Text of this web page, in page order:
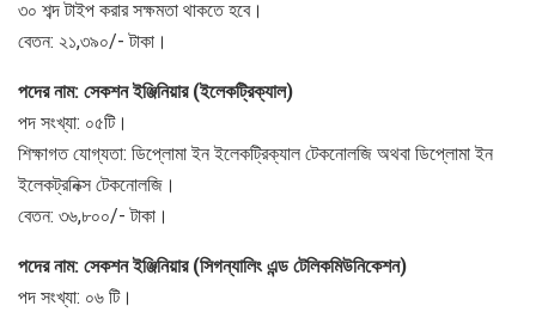
৩০ শব্দ টাইপ করার সক্ষমতা থাকতে হবে।
বেতন: ২১,৩৯০/- টাকা।
পদের নাম: সেকশন ইঞ্জিনিয়ার (ইলেকট্রিক্যাল)
পদ সংখ্যা: ০৫টি।
শিক্ষাগত যোগ্যতা: ডিপ্লোমা ইন ইলেকট্রিক্যাল টেকনোলজি অথবা ডিপ্লোমা ইন
ইলেকট্রনিক্স টেকনোলজি।
বেতন: ৩৬,৮০০/- টাকা।
পদের নাম: সেকশন ইঞ্জিনিয়ার (সিগন্যালিং এন্ড টেলিকমিউনিকেশন)
পদ সংখ্যা: ০৬ টি।